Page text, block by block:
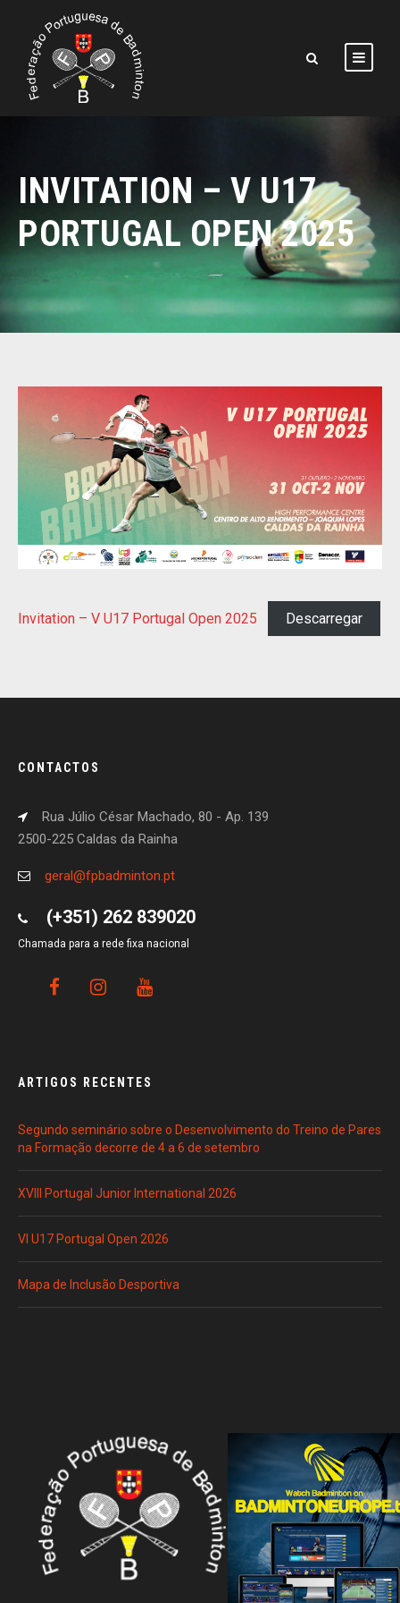
INVITATION – V U17
PORTUGAL OPEN 2025
Invitation – V U17 Portugal Open 2025 Descarregar
CONTACTOS
Rua Júlio César Machado, 80 - Ap. 139
2500-225 Caldas da Rainha
geral@fpbadminton.pt
(+351) 262 839020
Chamada para a rede fixa nacional
ARTIGOS RECENTES
Segundo seminário sobre o Desenvolvimento do Treino de Pares
na Formação decorre de 4 a 6 de setembro
XVIII Portugal Junior International 2026
VI U17 Portugal Open 2026
Mapa de Inclusão Desportiva